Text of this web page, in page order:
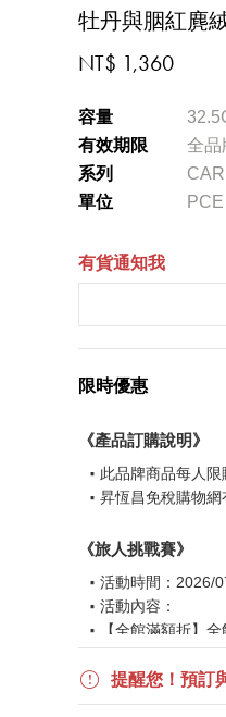
牡丹與胭紅麂
NT$ 1,360
容量
有效期限
全品
系列
單位
PCE
有貨通知我
限時優惠
《產品訂購說明》
此品牌商品每人
昇恆昌免稅購物
《旅人挑戰賽》
活動時間：2026/
活動內容：
【全館滿額折】
【下單贈】全館
【滿$6,000贈】
波段活動：
提醒您！預訂